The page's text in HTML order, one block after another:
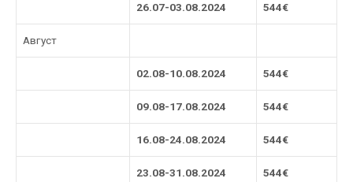
26.07-03.08.2024 544€
Август
02.08-10.08.2024 544€
09.08-17.08.2024 544€
16.08-24.08.2024 544€
23.08-31.08.2024 544€